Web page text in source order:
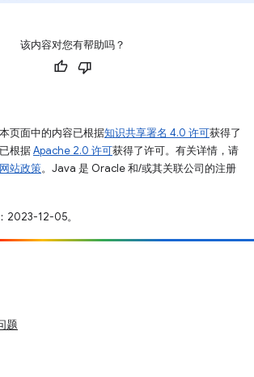
该内容对您有帮助吗？
页面中的内容已根据知识共享署名 4.0 许可获得了
根据Apache 2.0 许可获得了许可。有关详情，请
站政策。Java 是 Oracle 和/或其关联公司的注册
2023-12-05。
题